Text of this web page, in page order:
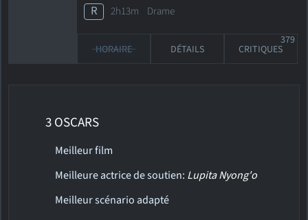
R 2h13m Drame
HORAIRE DÉTAILS CRITIQUES
379
3 OSCARS
Meilleur film
Meilleure actrice de soutien: Lupita Nyong'o
Meilleur scénario adapté